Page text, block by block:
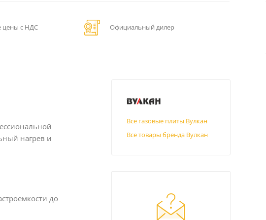
цены с НДС Официальный дилер
нагрев и
до
Все газовые плиты Вулкан
Все товары бренда Вулкан